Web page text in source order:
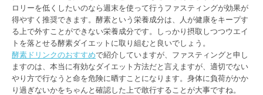
ロリーを低くしたいのなら週末を使って行うファスティングが効果が
得やすく推奨できます。酵素という栄養成分は、人が健康をキープす
る上で外すことができない栄養成分です。しっかり摂取しつつウエイ
トを落とせる酵素ダイエットに取り組むと良いでしょう。
酵素ドリンクのおすすめで紹介していますが、ファスティングと申し
ますのは、本当に有効なダイエット方法だと言えますが、適切でない
やり方で行なうと命を危険に晒すことになります。身体に負荷がかか
り過ぎないかをちゃんと確認した上で敢行することが大事ですね。